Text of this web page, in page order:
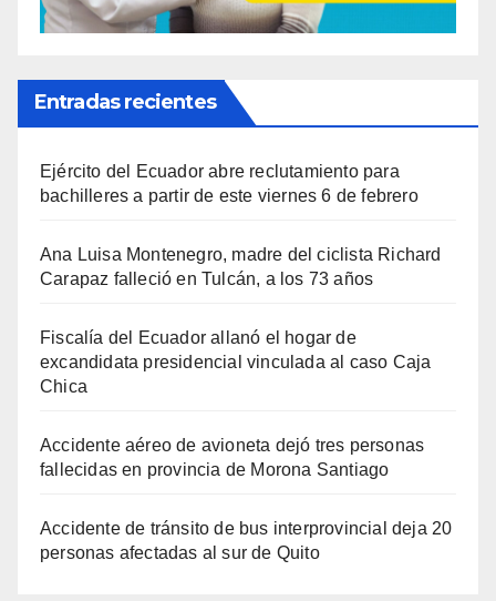
Entradas recientes
Ejército del Ecuador abre reclutamiento para
bachilleres a partir de este viernes 6 de febrero
Ana Luisa Montenegro, madre del ciclista Richard
Carapaz falleció en Tulcán, a los 73 años
Fiscalía del Ecuador allanó el hogar de
excandidata presidencial vinculada al caso Caja
Chica
Accidente aéreo de avioneta dejó tres personas
fallecidas en provincia de Morona Santiago
Accidente de tránsito de bus interprovincial deja 20
personas afectadas al sur de Quito